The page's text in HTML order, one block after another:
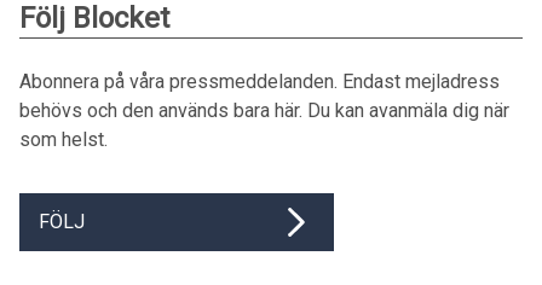
Följ Blocket
Abonnera på våra pressmeddelanden. Endast mejladress
behövs och den används bara här. Du kan avanmäla dig när
som helst.
FÖLJ